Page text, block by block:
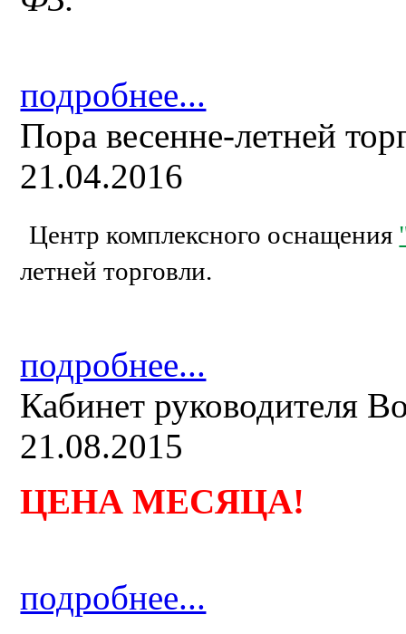
подробнее...
Пора весенне-летней
21.04.2016
Центр комплексного оснащения
летней торговли.
подробнее...
Кабинет руководителя
21.08.2015
ЦЕНА МЕСЯЦА!
подробнее...